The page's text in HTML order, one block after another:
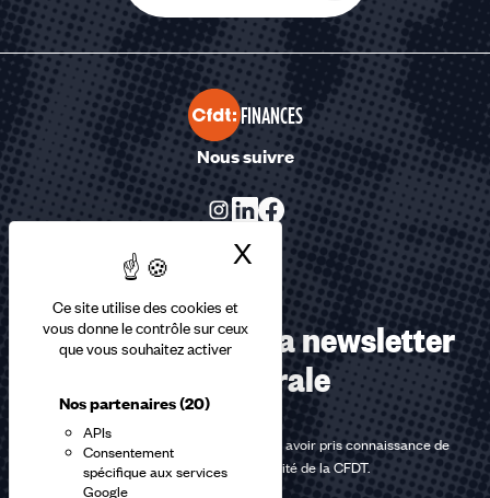
Ce site utilise des cookies et
vous donne le contrôle sur ceux
que vous souhaitez activer
Nos partenaires(20)
APIs
Consentement
spécifique aux services
Google
X Masquer le
FINANCES
Nous suivre
Abonnez-vous à la newsletter
confédérale
En m'inscrivant à la newsletter, j'affirme avoir pris connaissance de
lapolitique de confidentialité de la CFDT.